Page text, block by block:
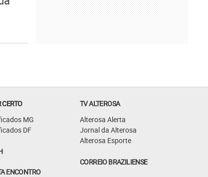
CERTO
MG
DF
ENCONTRO
TV ALTEROSA
Alterosa Alerta
Jornal da Alterosa
Alterosa Esporte
CORREIO BRAZILIENSE